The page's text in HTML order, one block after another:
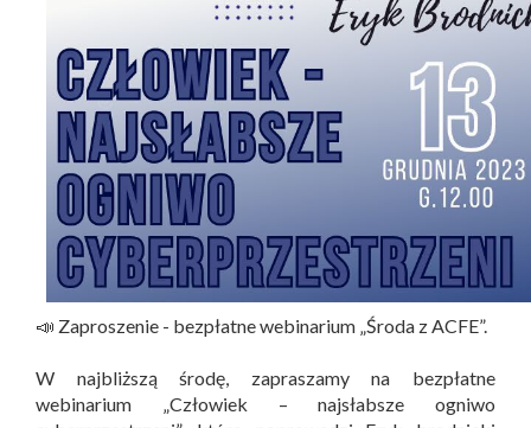
📣 Zaproszenie - bezpłatne webinarium „Środa z ACFE”.
W najbliższą środę, zapraszamy na bezpłatne
webinarium „Człowiek – najsłabsze ogniwo